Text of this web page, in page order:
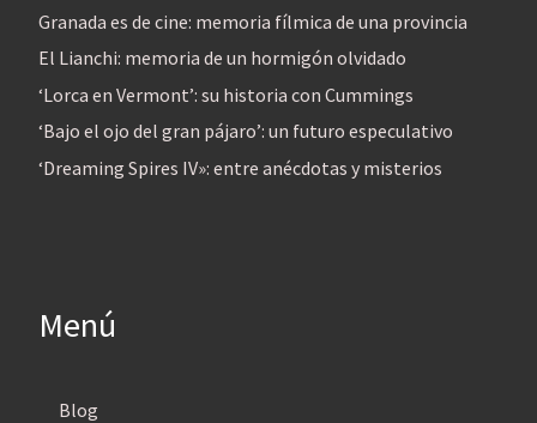
Granada es de cine: memoria fílmica de una provincia
El Lianchi: memoria de un hormigón olvidado
‘Lorca en Vermont’: su historia con Cummings
‘Bajo el ojo del gran pájaro’: un futuro especulativo
‘Dreaming Spires IV»: entre anécdotas y misterios
Menú
Blog